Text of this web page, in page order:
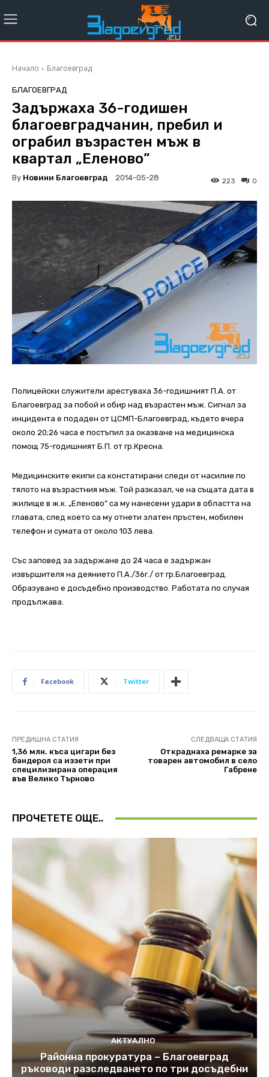
Начало Благоевград
БЛАГОЕВГРАД
Задържаха 36-годишен
благоевградчанин, пребил и
ограбил възрастен мъж в
квартал „Еленово”
By Новини Благоевград 2014-05-28 0
223
Полицейски служители арестуваха 36-годишният П.А. от
Благоевград за побой и обир над възрастен мъж. Сигнал за
инцидента е подаден от ЦСМП-Благоевград, където вчера
около 20;26 часа е постъпил за оказване на медицинска
помощ 75-годишният Б.П. от гр.Кресна.
Медицинските екипи са констатирани следи от насилие по
тялото на възрастния мъж. Той разказал, че на същата дата в
жилище в ж.к. „Еленово” са му нанесени удари в областта на
главата, след което са му отнети златен пръстен, мобилен
телефон и сумата от около 103 лева.
Със заповед за задържане до 24 часа е задържан
извършителя на деянието П.А./36г./ от гр.Благоевград.
Образувано е досъдебно производство. Работата по случая
продължава.
Facebook Twitter
ПРЕДИШНА СТАТИЯ
1,36 млн. къса цигари без
бандерол са иззети при
специлизирана операция
във Велико Търново
СЛЕДВАЩА СТАТИЯ
Откраднаха ремарке за
товарен автомобил в село
Габрене
ПРОЧЕТЕТЕ ОЩЕ..
АКТУАЛНО
Районна прокуратура – Благоевград
ръководи разследването по три досъдебни